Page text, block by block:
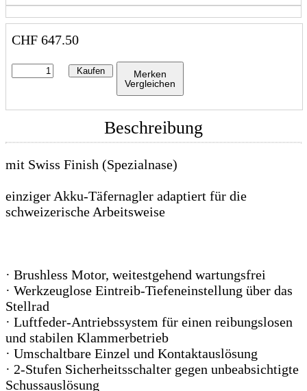
CHF 647.50
Kaufen
Merken
Vergleichen
Beschreibung
mit Swiss Finish (Spezialnase)
einziger Akku-Täfernagler adaptiert für die
schweizerische Arbeitsweise
· Brushless Motor, weitestgehend wartungsfrei
· Werkzeuglose Eintreib-Tiefeneinstellung über das
Stellrad
· Luftfeder-Antriebssystem für einen reibungslosen
und stabilen Klammerbetrieb
· Umschaltbare Einzel und Kontaktauslösung
· 2-Stufen Sicherheitsschalter gegen unbeabsichtigte
Schussauslösung